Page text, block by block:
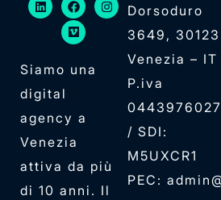
Siamo una
digital
agency a
Venezia
attiva da più
di 10 anni. Il
Dorsoduro
3649, 30123
Venezia – IT
P.iva
/ SDI:
M5UXCR1
PEC: